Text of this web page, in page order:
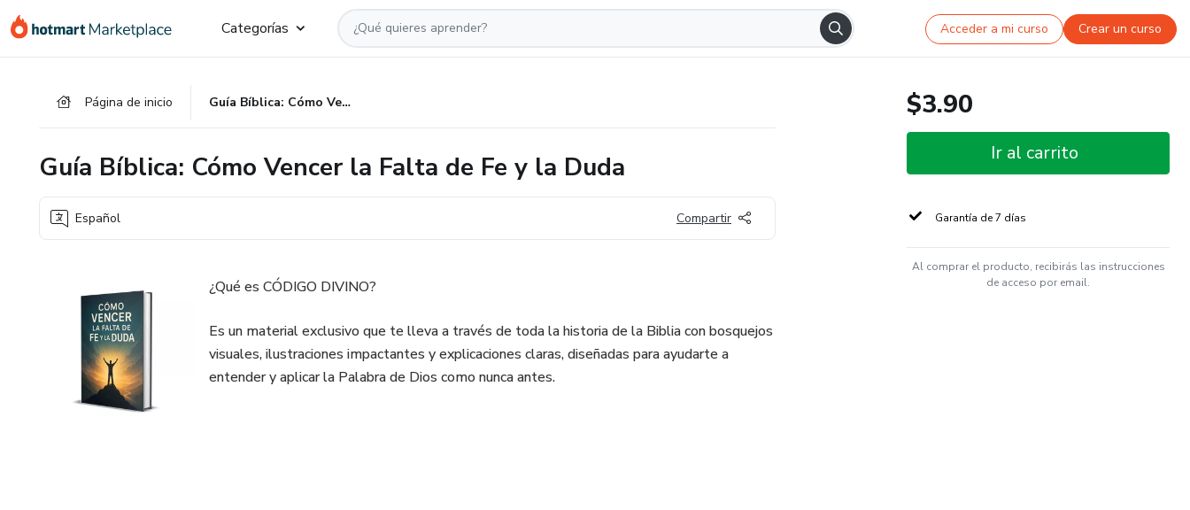
Categorías Acceder a mi curso Crear un curso
Página de inicio Guía Bíblica: Cómo Vencer la Falta de Fe y la Duda
Guía Bíblica: Cómo Vencer la Falta de Fe y la Duda
Español Compartir
¿Qué es CÓDIGO DIVINO?
Es un material exclusivo que te lleva a través de toda la historia de la Biblia con bosquejos
visuales, ilustraciones impactantes y explicaciones claras, diseñadas para ayudarte a
entender y aplicar la Palabra de Dios como nunca antes.
$3.90
Ir al carrito
Garantía de 7 días
Al comprar el producto, recibirás las instrucciones
de acceso por email.